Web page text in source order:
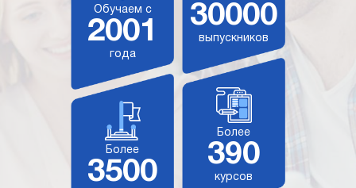
Обучаем с
2001
года
30000
выпускников
Более
3500
Более
390
курсов